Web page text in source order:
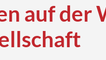
auf der